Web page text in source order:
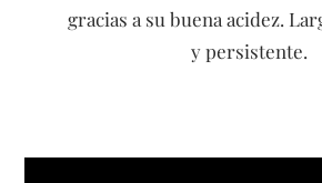
gracias a su buena acidez.
y persistente.